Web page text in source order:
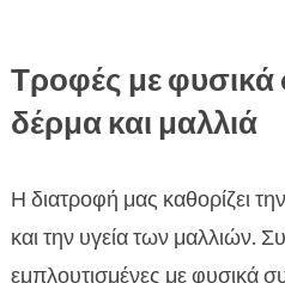
Τροφές με φυσικά
δέρμα και μαλλιά
Η διατροφή μας καθορίζει
και την υγεία των μαλλιών.
εμπλουτισμένες με φυσικά